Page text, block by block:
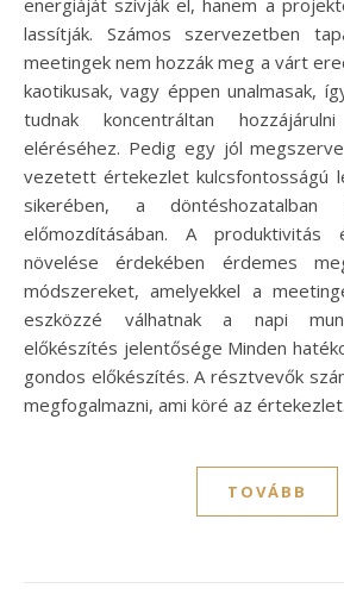
energiáját szívják el, hanem a
lassítják. Számos szervezetben
meetingek nem hozzák meg a várt
kaotikusak, vagy éppen unalmasak,
tudnak koncentráltan
eléréséhez. Pedig egy jól
vezetett értekezlet kulcsfontosságú
sikerében, a
előmozdításában. A
növelése érdekében érdemes
módszereket, amelyekkel a
eszközzé válhatnak a napi
előkészítés jelentősége Minden
gondos előkészítés. A résztvevők
megfogalmazni, ami köré az
TOVÁBB